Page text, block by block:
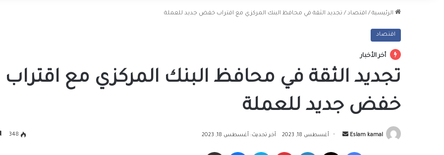
الرئيسية / اقتصاد / تجديد الثقة في محافظ البنك المركزي مع اقتراب خفض جديد للعملة
اقتصاد
أخر الأخبار
تجديد الثقة في محافظ البنك المركزي مع اقتراب
خفض جديد للعملة
Eslam kamal
أرسل أغسطس 18, 2023 آخر تحديث: أغسطس 18, 2023 348
فيسبوك لينكدإن بينتيريست سكايب ماسنجر